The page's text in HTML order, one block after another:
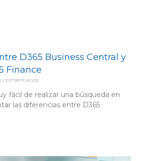
D365 Business Central y
Finance
comentarios
fácil de realizar una búsqueda en
las diferencias entre D365